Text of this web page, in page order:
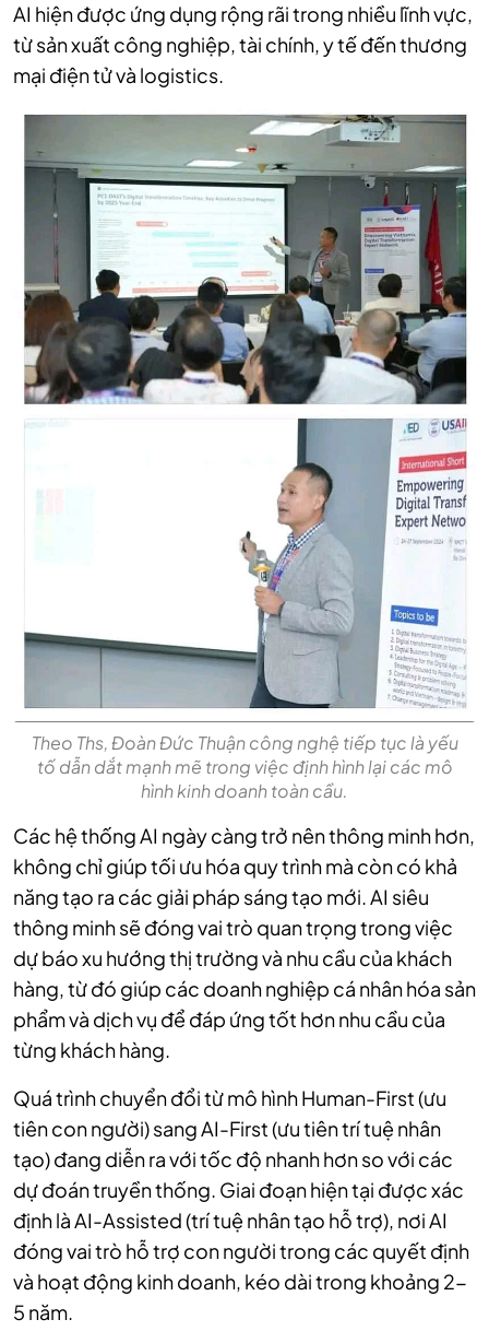
AI hiện được ứng dụng rộng rãi trong nhiều lĩnh vực,
từ sản xuất công nghiệp, tài chính, y tế đến thương
mại điện tử và logistics.
Theo Ths, Đoàn Đức Thuận công nghệ tiếp tục là yếu
tố dẫn dắt mạnh mẽ trong việc định hình lại các mô
hình kinh doanh toàn cầu.
Các hệ thống AI ngày càng trở nên thông minh hơn,
không chỉ giúp tối ưu hóa quy trình mà còn có khả
năng tạo ra các giải pháp sáng tạo mới. AI siêu
thông minh sẽ đóng vai trò quan trọng trong việc
dự báo xu hướng thị trường và nhu cầu của khách
hàng, từ đó giúp các doanh nghiệp cá nhân hóa sản
phẩm và dịch vụ để đáp ứng tốt hơn nhu cầu của
từng khách hàng.
Quá trình chuyển đổi từ mô hình Human-First (ưu
tiên con người) sang AI-First (ưu tiên trí tuệ nhân
tạo) đang diễn ra với tốc độ nhanh hơn so với các
dự đoán truyền thống. Giai đoạn hiện tại được xác
định là AI-Assisted (trí tuệ nhân tạo hỗ trợ), nơi AI
đóng vai trò hỗ trợ con người trong các quyết định
và hoạt động kinh doanh, kéo dài trong khoảng 2-
5 năm.